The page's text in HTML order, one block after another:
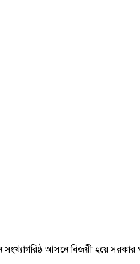
আসনে বিজয়ী হয়ে